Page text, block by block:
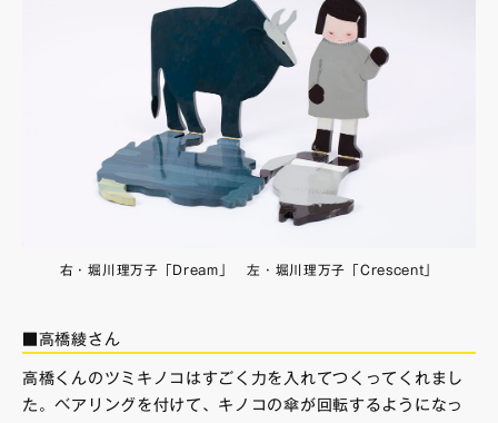
右・堀川理万子「Dream」 左・堀川理万子「Crescent」
■高橋綾さん
高橋くんのツミキノコはすごく力を入れてつくってくれまし
た。ベアリングを付けて、キノコの傘が回転するようになっ